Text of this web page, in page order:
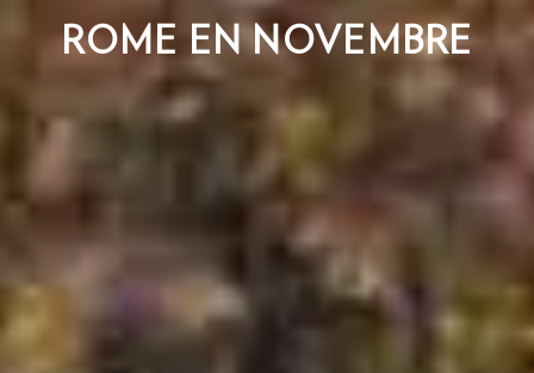
ROME EN NOVEMBRE